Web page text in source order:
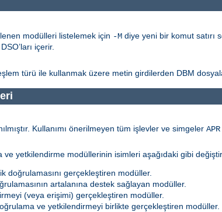
modülleri listelemek için -M diye yeni bir komut satırı
içerir.
türü ile kullanmak üzere metin girdilerden DBM
Kullanımı önerilmeyen tüm işlevler ve simgeler APR
ve yetkilendirme modüllerinin isimleri aşağıdaki gibi
doğrulamasını gerçekleştiren modüller.
artalanına destek sağlayan modüller.
(veya erişimi) gerçekleştiren modüller.
ve yetkilendirmeyi birlikte gerçekleştiren modüller.